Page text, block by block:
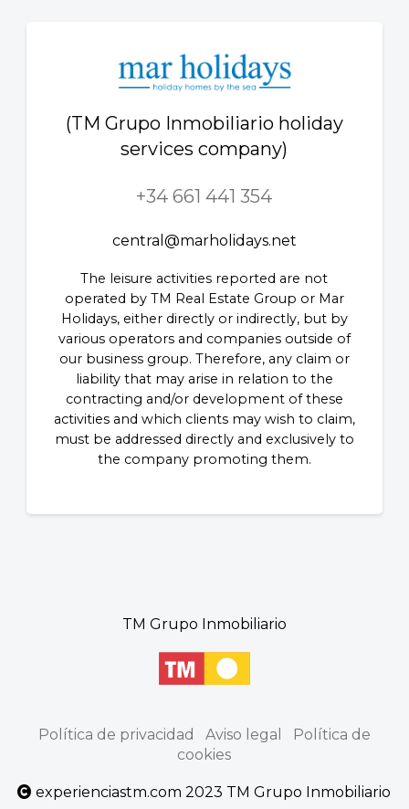
(TM Grupo Inmobiliario holiday
services company)
+34 661 441 354
central@marholidays.net
The leisure activities reported are not
operated by TM Real Estate Group or Mar
Holidays, either directly or indirectly, but by
various operators and companies outside of
our business group. Therefore, any claim or
liability that may arise in relation to the
contracting and/or development of these
activities and which clients may wish to claim,
must be addressed directly and exclusively to
the company promoting them.
TM Grupo Inmobiliario
Política de privacidad Aviso legal
Política de
cookies
experienciastm.com 2023 TM Grupo Inmobiliario